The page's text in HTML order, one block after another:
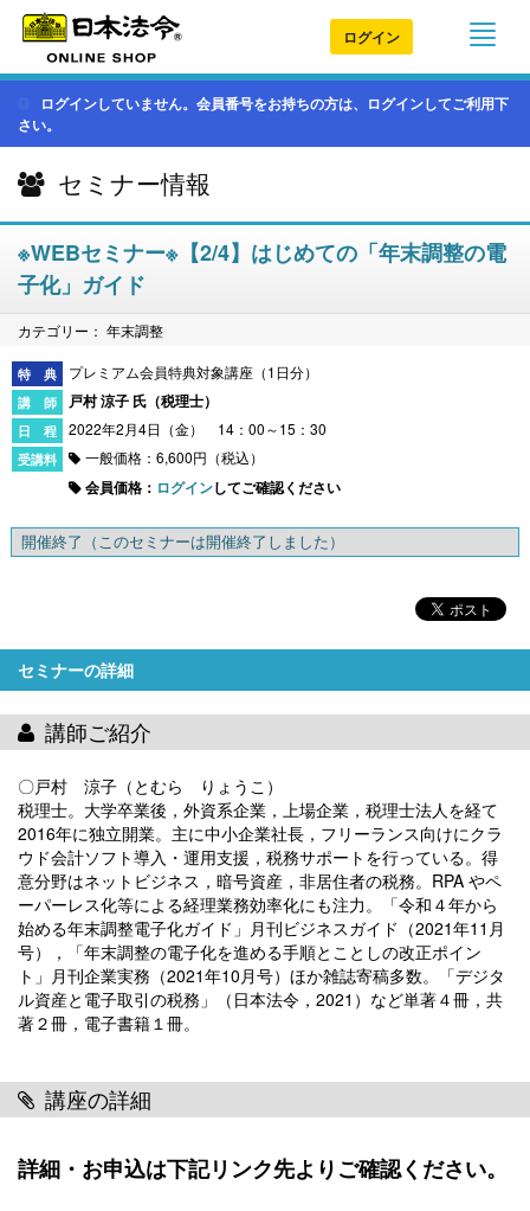
ログイン
ログインしていません。会員番号をお持ちの方は、ログインしてご利用下
さい。
セミナー情報
※WEBセミナー※【2/4】はじめての「年末調整の電
子化」ガイド
カテゴリー： 年末調整
プレミアム会員特典対象講座（1日分）
戸村 涼子 氏（税理士）
2022年2月4日（金） 14：00～15：30
一般価格：6,600円（税込）
会員価格： ログインしてご確認ください
開催終了 （このセミナーは開催終了しました）
セミナーの詳細
講師ご紹介
〇戸村 涼子（とむら りょうこ）
税理士。大学卒業後，外資系企業，上場企業，税理士法人を経て
2016年に独立開業。主に中小企業社長，フリーランス向けにクラ
ウド会計ソフト導入・運用支援，税務サポートを行っている。得
意分野はネットビジネス，暗号資産，非居住者の税務。RPA やペ
ーパーレス化等による経理業務効率化にも注力。「令和４年から
始める年末調整電子化ガイド」月刊ビジネスガイド（2021年11月
号），「年末調整の電子化を進める手順とことしの改正ポイン
ト」月刊企業実務（2021年10月号）ほか雑誌寄稿多数。「デジタ
ル資産と電子取引の税務」（日本法令，2021）など単著４冊，共
著２冊，電子書籍１冊。
講座の詳細
詳細・お申込は下記リンク先よりご確認ください。